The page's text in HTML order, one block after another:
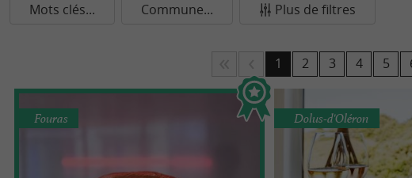
Pour arroser ce bon repas, ouvrez une bouteille de pinot
bien appréciée dans les restaurants de la Charente-Maritime
Bonne dégustation dans les restaurants de Charente-
Mots clés... Commune... Plus de filtres
1 2 3 4 5
Fouras Dolus-d'Oléron